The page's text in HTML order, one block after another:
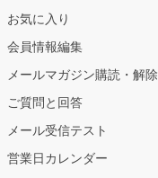
お気に入り
会員情報編集
メールマガジン購読・解除
ご質問と回答
メール受信テスト
営業日カレンダー